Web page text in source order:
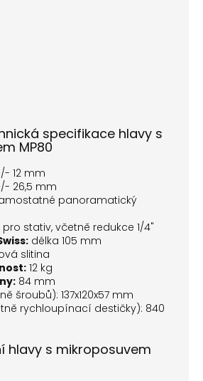
specifikace hlavy s
MP80
12 mm
26,5 mm
panoramatický
stativ, včetně redukce 1/4"
délka 105 mm
slitina
12 kg
84 mm
šroubů): 137x120x57 mm
rychloupínací destičky): 840
hlavy s mikroposuvem